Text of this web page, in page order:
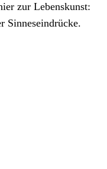
zur Lebenskunst:
Sinneseindrücke.